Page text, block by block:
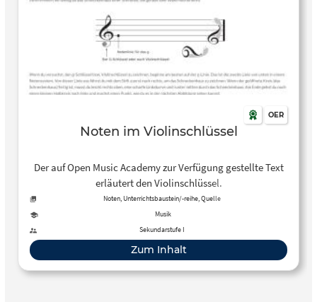
OER
Noten im Violinschlüssel
Der auf Open Music Academy zur Verfügung gestellte Text
erläutert den Violinschlüssel.
Noten, Unterrichtsbaustein/-reihe, Quelle
Musik
Sekundarstufe I
Zum Inhalt